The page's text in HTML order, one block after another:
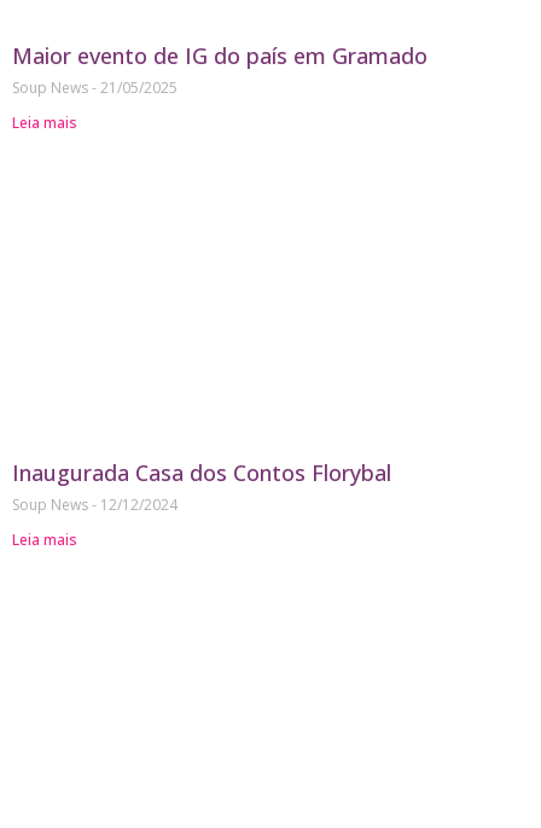
Maior evento de IG do país em Gramado
Soup News 21/05/2025
Leia mais
Inaugurada Casa dos Contos Florybal
Soup News
12/12/2024
Leia mais